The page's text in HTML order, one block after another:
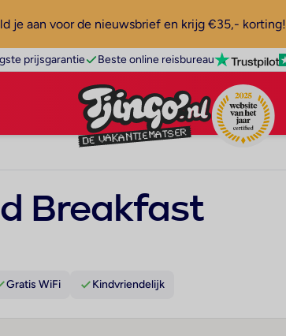
je aan voor de nieuwsbrief en krijg €35,- korting!
prijsgarantie Beste online reisbureau
Breakfast
Gratis WiFi Kindvriendelijk